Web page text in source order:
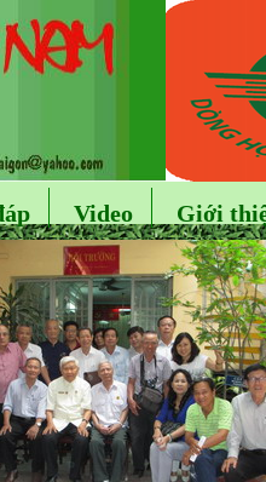
Video Giới